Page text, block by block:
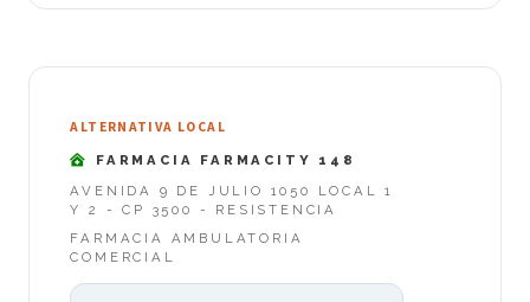
ALTERNATIVA LOCAL
FARMACIA FARMACITY 148
AVENIDA 9 DE JULIO 1050 LOCAL 1
Y 2 - CP 3500 - RESISTENCIA
FARMACIA AMBULATORIA
COMERCIAL